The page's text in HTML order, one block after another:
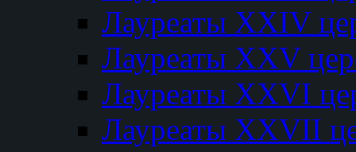
Лауреаты XXIV
Лауреаты XXV
Лауреаты XXVI
Лауреаты XXVII